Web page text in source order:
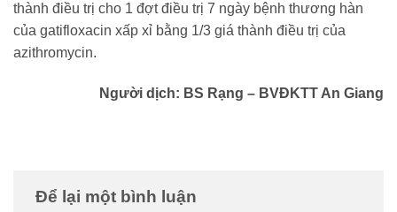
thành điều trị cho 1 đợt điều trị 7 ngày bệnh thương hàn
của gatifloxacin xấp xỉ bằng 1/3 giá thành điều trị của
azithromycin.
Người dịch: BS Rạng – BVĐKTT An Giang
Để lại một bình luận